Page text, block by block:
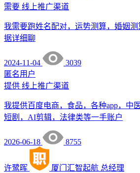
需要 线上推广渠道
我需要跑姓名配对，运势测算，婚姻
据详细聊
2024-11-04
3039
匿名用户
提供 线上推广渠道
我提供百度电商，食品，各种app，中
短剧，AI剪辑，法律类等一手账户
2026-06-18 8755
许鹭晖 厦门汇智起航 总经理